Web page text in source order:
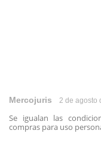
Mercojuris 2 de agosto
Se igualan las
compras para uso